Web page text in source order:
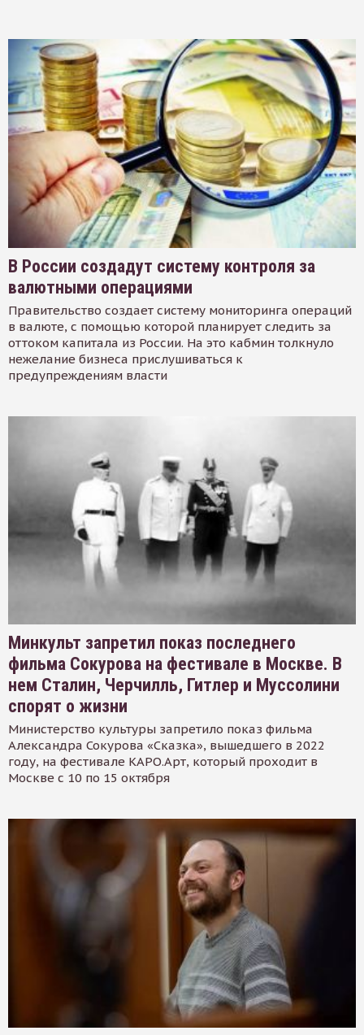
В России создадут систему контроля за
валютными операциями
Правительство создает систему мониторинга операций
в валюте, с помощью которой планирует следить за
оттоком капитала из России. На это кабмин толкнуло
нежелание бизнеса прислушиваться к
предупреждениям власти
Минкульт запретил показ последнего
фильма Сокурова на фестивале в Москве. В
нем Сталин, Черчилль, Гитлер и Муссолини
спорят о жизни
Министерство культуры запретило показ фильма
Александра Сокурова «Сказка», вышедшего в 2022
году, на фестивале КАРО.Арт, который проходит в
Москве с 10 по 15 октября